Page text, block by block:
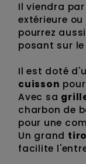
Il viendra
extérieure
pourrez
posant sur
Il est doté
cuisson
Avec sa
charbon de
pour une
Un grand
facilite